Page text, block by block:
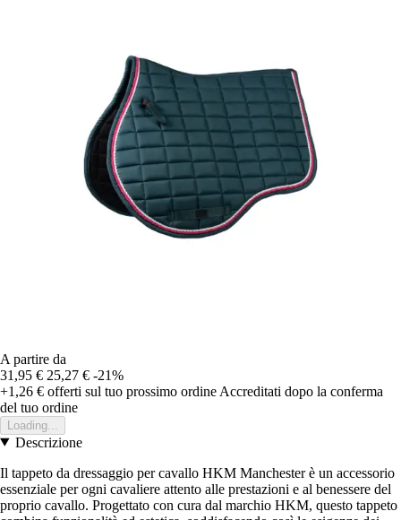
A partire da
31,95 € 25,27 € -21%
+1,26 € offerti sul tuo prossimo ordine Accreditati dopo la conferma
del tuo ordine
Loading...
Descrizione
Il tappeto da dressaggio per cavallo HKM Manchester è un accessorio
essenziale per ogni cavaliere attento alle prestazioni e al benessere del
proprio cavallo. Progettato con cura dal marchio HKM, questo tappeto